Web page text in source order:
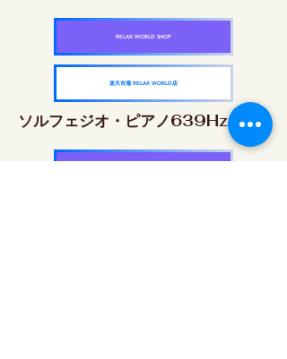
RELAX WORLD SHOP
楽天市場 RELAX WORLD店
ソルフェジオ・ピアノ639Hz